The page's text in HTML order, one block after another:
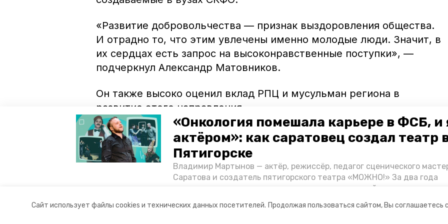
Сайт использует файлы cookies и технических данных посетителей. Продолжая пользоваться сайтом, Вы соглашаетесь с
«Онкология помешала карьере в ФСБ, и
актёром»: как саратовец создал театр
Пятигорске
Владимир Мартынов — актёр, режиссёр, педагог сценического
Саратова и создатель пятигорского театра «МОЖНО!» За два года
существования театр выпустил восемь спектаклей, впереди —
корреспонденту «Портала Пятигорска».
«Развитие добровольчества — признак выздоровления общества.
И отрадно то, что этим увлечены именно молодые люди. Значит, в
их сердцах есть запрос на высоконравственные поступки», —
подчеркнул Александр Матовников.
Он также высоко оценил вклад РПЦ и мусульман региона в
развитие этого направления.
Ранее сообщалось, что ставропольские единороссыразработали
проект, который будет привлекать студентов-добровольцев и
поможет школьникам отказаться от пагубных пристрастий. Между
развивается«Серебряное волонтёрство».